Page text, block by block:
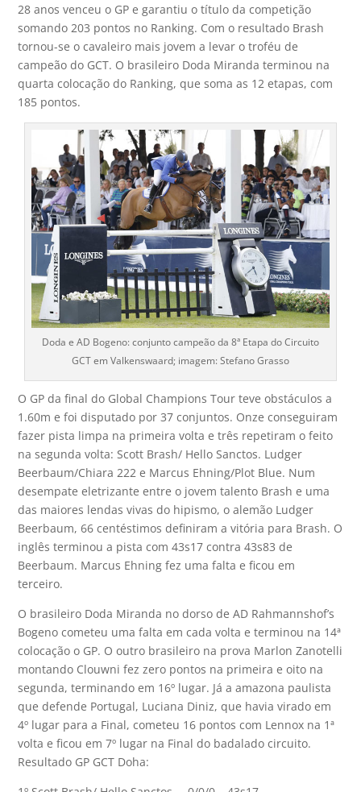
28 anos venceu o GP e garantiu o título da competição
somando 203 pontos no Ranking. Com o resultado Brash
tornou-se o cavaleiro mais jovem a levar o troféu de
campeão do GCT. O brasileiro Doda Miranda terminou na
quarta colocação do Ranking, que soma as 12 etapas, com
185 pontos.
Doda e AD Bogeno: conjunto campeão da 8ª Etapa do Circuito
GCT em Valkenswaard; imagem: Stefano Grasso
O GP da final do Global Champions Tour teve obstáculos a
1.60m e foi disputado por 37 conjuntos. Onze conseguiram
fazer pista limpa na primeira volta e três repetiram o feito
na segunda volta: Scott Brash/ Hello Sanctos. Ludger
Beerbaum/Chiara 222 e Marcus Ehning/Plot Blue. Num
desempate eletrizante entre o jovem talento Brash e uma
das maiores lendas vivas do hipismo, o alemão Ludger
Beerbaum, 66 centéstimos definiram a vitória para Brash. O
inglês terminou a pista com 43s17 contra 43s83 de
Beerbaum. Marcus Ehning fez uma falta e ficou em
terceiro.
O brasileiro Doda Miranda no dorso de AD Rahmannshof’s
Bogeno cometeu uma falta em cada volta e terminou na 14ª
colocação o GP. O outro brasileiro na prova Marlon Zanotelli
montando Clouwni fez zero pontos na primeira e oito na
segunda, terminando em 16º lugar. Já a amazona paulista
que defende Portugal, Luciana Diniz, que havia virado em
4º lugar para a Final, cometeu 16 pontos com Lennox na 1ª
volta e ficou em 7º lugar na Final do badalado circuito.
Resultado GP GCT Doha: